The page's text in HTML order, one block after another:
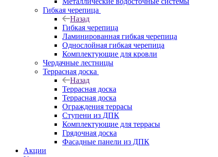
Гибкая черепица
Назад
Гибкая черепица
Ламинированная гибкая черепица
Однослойная гибкая черепица
Комплектующие для кровли
Чердачные лестницы
Террасная доска
Назад
Террасная доска
Террасная доска
Ограждения террасы
Ступени из ДПК
Комплектующие для террасы
Грядочная доска
Фасадные панели из ДПК
Акции